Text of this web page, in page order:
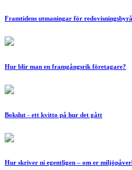
Framtidens utmaningar för
Hur blir man en framgångsrik företagare?
Bokslut - ett kvitto på hur det gått
Hur skriver ni egentligen – om er